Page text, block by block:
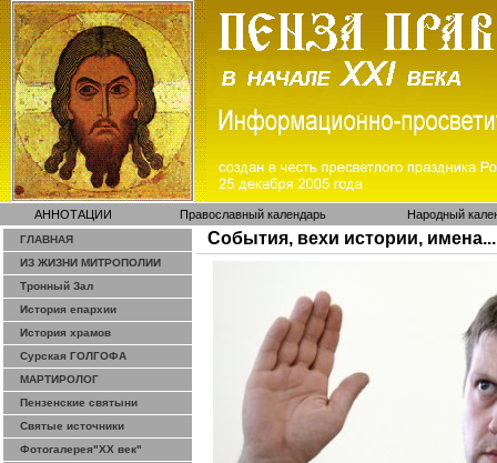
АННОТАЦИИ Православный календарь Народный
ГЛАВНАЯ
ИЗ ЖИЗНИ МИТРОПОЛИИ
Тронный Зал
История епархии
История храмов
Сурская ГОЛГОФА
МАРТИРОЛОГ
Пензенские святыни
Святые источники
Фотогалерея"ХХ век"
События, вехи истории, имена...